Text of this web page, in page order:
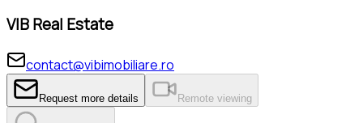
VIB Real Estate
contact@vibimobiliare.ro
Request more details Remote viewing